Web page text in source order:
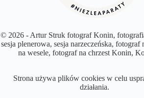
© 2026 - Artur Struk fotograf Konin,
sesja plenerowa, sesja narzeczeńska, fotograf
na wesele, fotograf na chrzest Konin,
Strona używa plików cookies w celu
działania.